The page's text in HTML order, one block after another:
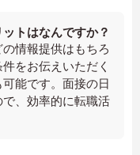
トはなんですか？
情報提供はもちろ
をお伝えいただく
能です。面接の日
、効率的に転職活